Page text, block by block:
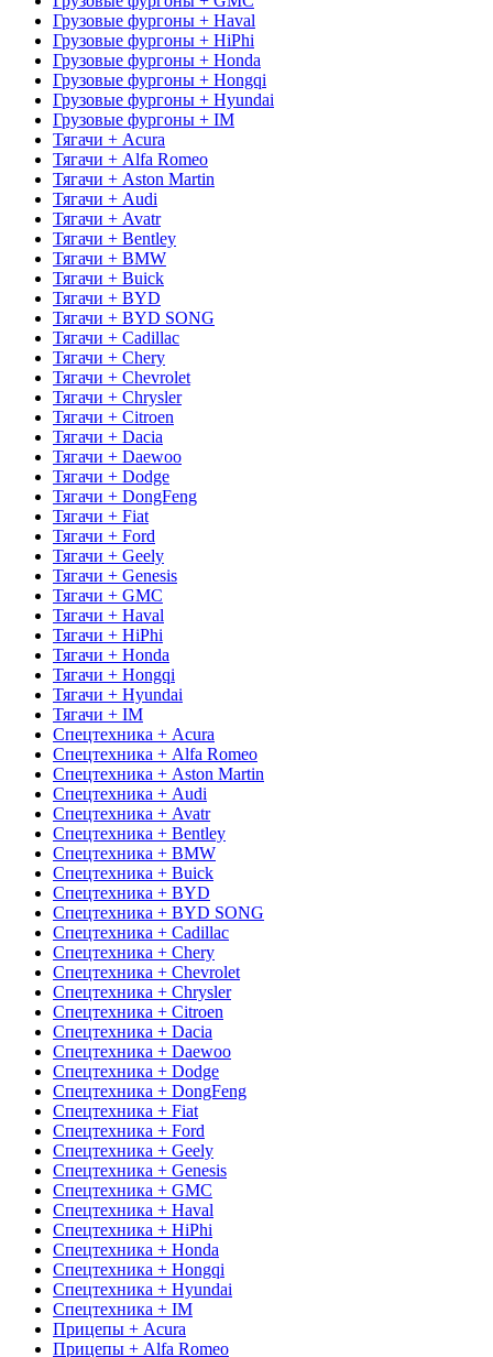
Грузовые фургоны + Haval
Грузовые фургоны + HiPhi
Грузовые фургоны + Honda
Грузовые фургоны + Hongqi
Грузовые фургоны + Hyundai
Грузовые фургоны + IM
Тягачи + Acura
Тягачи + Alfa Romeo
Тягачи + Aston Martin
Тягачи + Audi
Тягачи + Avatr
Тягачи + Bentley
Тягачи + BMW
Тягачи + Buick
Тягачи + BYD
Тягачи + BYD SONG
Тягачи + Cadillac
Тягачи + Chery
Тягачи + Chevrolet
Тягачи + Chrysler
Тягачи + Citroen
Тягачи + Dacia
Тягачи + Daewoo
Тягачи + Dodge
Тягачи + DongFeng
Тягачи + Fiat
Тягачи + Ford
Тягачи + Geely
Тягачи + Genesis
Тягачи + GMC
Тягачи + Haval
Тягачи + HiPhi
Тягачи + Honda
Тягачи + Hongqi
Тягачи + Hyundai
Тягачи + IM
Спецтехника + Acura
Спецтехника + Alfa Romeo
Спецтехника + Aston Martin
Спецтехника + Audi
Спецтехника + Avatr
Спецтехника + Bentley
Спецтехника + BMW
Спецтехника + Buick
Спецтехника + BYD
Спецтехника + BYD SONG
Спецтехника + Cadillac
Спецтехника + Chery
Спецтехника + Chevrolet
Спецтехника + Chrysler
Спецтехника + Citroen
Спецтехника + Dacia
Спецтехника + Daewoo
Спецтехника + Dodge
Спецтехника + DongFeng
Спецтехника + Fiat
Спецтехника + Ford
Спецтехника + Geely
Спецтехника + Genesis
Спецтехника + GMC
Спецтехника + Haval
Спецтехника + HiPhi
Спецтехника + Honda
Спецтехника + Hongqi
Спецтехника + Hyundai
Спецтехника + IM
Прицепы + Acura
Прицепы + Alfa Romeo